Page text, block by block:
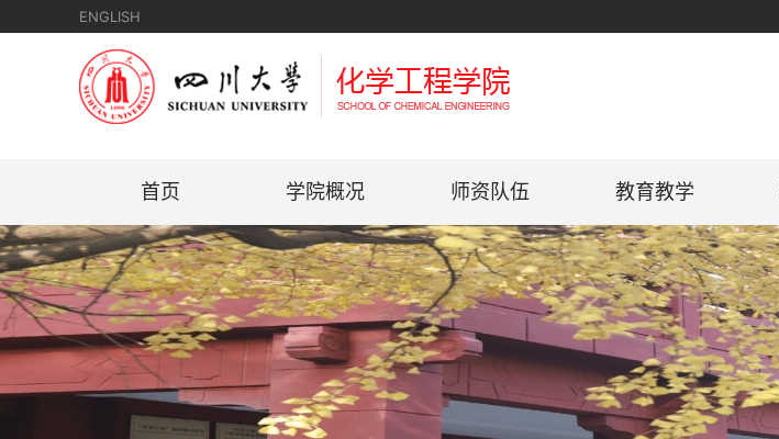
ENGLISH
首页 学院概况 师资队伍 教育教学